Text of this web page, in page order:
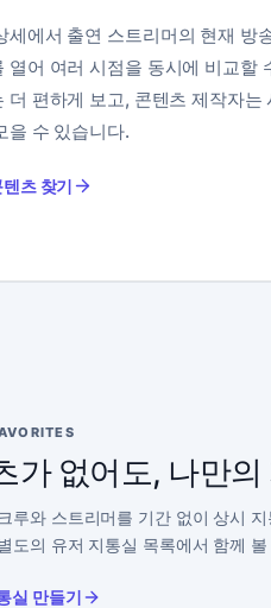
세에서 출연 스트리머의 현재 방
열어 여러 시점을 동시에 비교할
더 편하게 보고, 콘텐츠 제작자는
을 수 있습니다.
츠 찾기
가 없어도, 나만의
루와 스트리머를 기간 없이 상시
도의 유저 지통실 목록에서 함께
실 만들기